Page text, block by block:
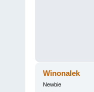
Winonalek
Newbie